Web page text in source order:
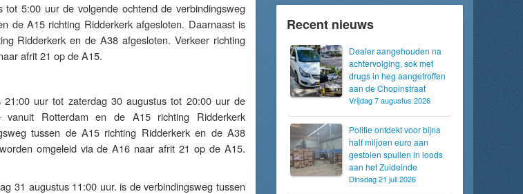
5:00 uur de volgende ochtend de verbindingsweg
de A15 richting Ridderkerk afgesloten. Daarnaast is
Ridderkerk en de A38 afgesloten. Verkeer richting
afrit 21 op de A15.
uur tot zaterdag 30 augustus tot 20:00 uur de
vanuit Rotterdam en de A15 richting Ridderkerk
tussen de A15 richting Ridderkerk en de A38
omgeleid via de A16 naar afrit 21 op de A15.
31 augustus 11:00 uur. is de verbindingsweg tussen
Recent nieuws
Dealer aangehouden na
achtervolging, sok met
drugs in heg aangetroffen
aan de Chopinstraat
Vrijdag 7 augustus 2026
Politie ontdekt voor bijna
half miljoen euro aan
gestolen spullen in loods
aan het Zuideinde
Dinsdag 21 juli 2026